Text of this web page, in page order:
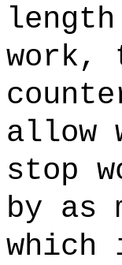
work,
allow
stop
by as